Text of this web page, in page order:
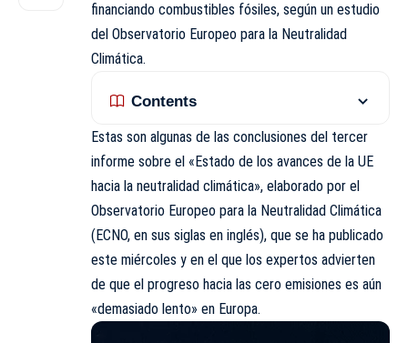
financiando combustibles fósiles, según un estudio
del Observatorio Europeo para la Neutralidad
Climática.
Contents
Estas son algunas de las conclusiones del tercer
informe sobre el «Estado de los avances de la UE
hacia la neutralidad climática», elaborado por el
Observatorio Europeo para la Neutralidad Climática
(ECNO, en sus siglas en inglés), que se ha publicado
este miércoles y en el que los expertos advierten
de que el progreso hacia las cero emisiones es aún
«demasiado lento» en Europa.